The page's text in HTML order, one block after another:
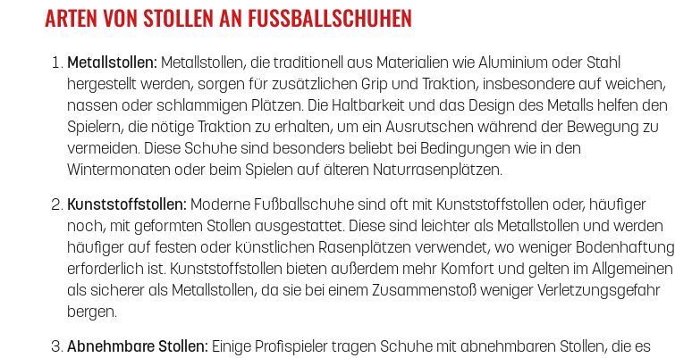
ARTEN VON STOLLEN AN FUSSBALLSCHUHEN
Metallstollen: Metallstollen, die traditionell aus Materialien wie Aluminium oder Stahl
hergestellt werden, sorgen für zusätzlichen Grip und Traktion, insbesondere auf weichen,
nassen oder schlammigen Plätzen. Die Haltbarkeit und das Design des Metalls helfen den
Spielern, die nötige Traktion zu erhalten, um ein Ausrutschen während der Bewegung zu
vermeiden. Diese Schuhe sind besonders beliebt bei Bedingungen wie in den
Wintermonaten oder beim Spielen auf älteren Naturrasenplätzen.
Kunststoffstollen: Moderne Fußballschuhe sind oft mit Kunststoffstollen oder, häufiger
noch, mit geformten Stollen ausgestattet. Diese sind leichter als Metallstollen und werden
häufiger auf festen oder künstlichen Rasenplätzen verwendet, wo weniger Bodenhaftung
erforderlich ist. Kunststoffstollen bieten außerdem mehr Komfort und gelten im Allgemeinen
als sicherer als Metallstollen, da sie bei einem Zusammenstoß weniger Verletzungsgefahr
bergen.
Abnehmbare Stollen: Einige Profispieler tragen Schuhe mit abnehmbaren Stollen, die es